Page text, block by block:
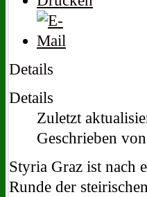
Details
Details
Zuletzt
Geschrieben
Styria Graz ist nach
Runde der